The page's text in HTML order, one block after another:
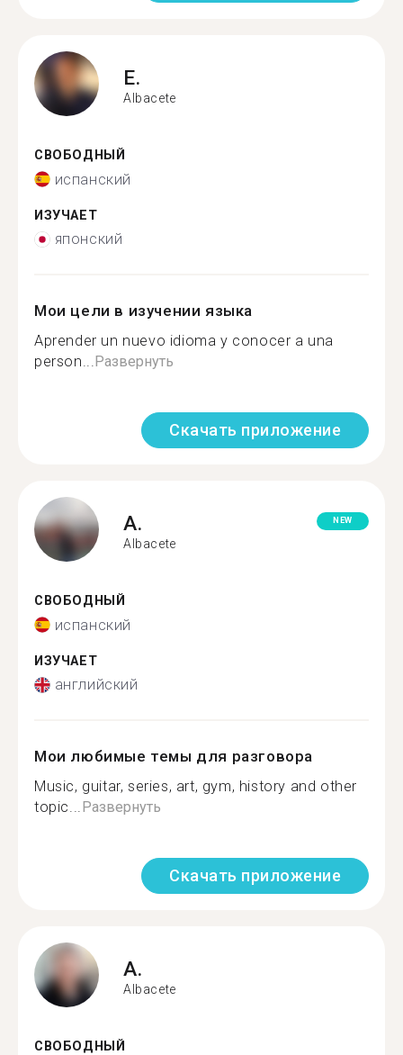
E.
Albacete
СВОБОДНЫЙ
испанский
ИЗУЧАЕТ
японский
Мои цели в изучении языка
Aprender un nuevo idioma y conocer a una
person...Развернуть
Скачать приложение
A.
Albacete
NEW
СВОБОДНЫЙ
испанский
ИЗУЧАЕТ
английский
Мои любимые темы для разговора
Music, guitar, series, art, gym, history and other
topic...Развернуть
Скачать приложение
A.
Albacete
СВОБОДНЫЙ